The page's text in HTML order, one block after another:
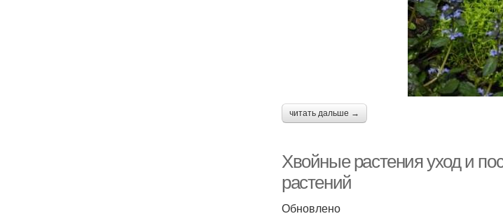
читать дальше →
Хвойные растения уход и
растений
Обновлено